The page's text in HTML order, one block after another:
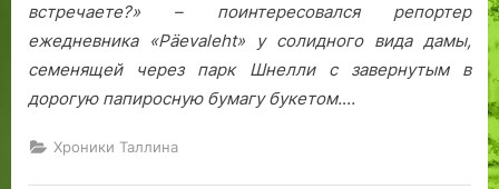
встречаете?» – поинтересовался репортер
ежедневника «Päevaleht» у солидного вида дамы,
семенящей через парк Шнелли с завернутым в
дорогую папиросную бумагу букетом.…
Хроники Таллина